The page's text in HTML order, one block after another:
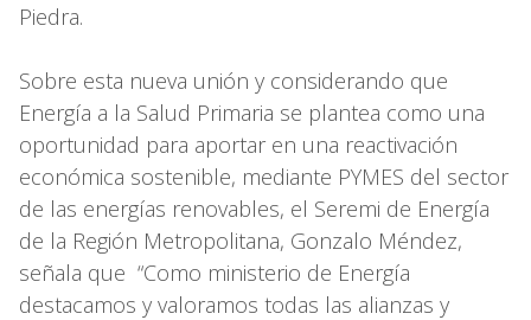
Piedra.
Sobre esta nueva unión y considerando que
Energía a la Salud Primaria se plantea como una
oportunidad para aportar en una reactivación
económica sostenible, mediante PYMES del sector
de las energías renovables, el Seremi de Energía
de la Región Metropolitana, Gonzalo Méndez,
señala que “Como ministerio de Energía
destacamos y valoramos todas las alianzas y